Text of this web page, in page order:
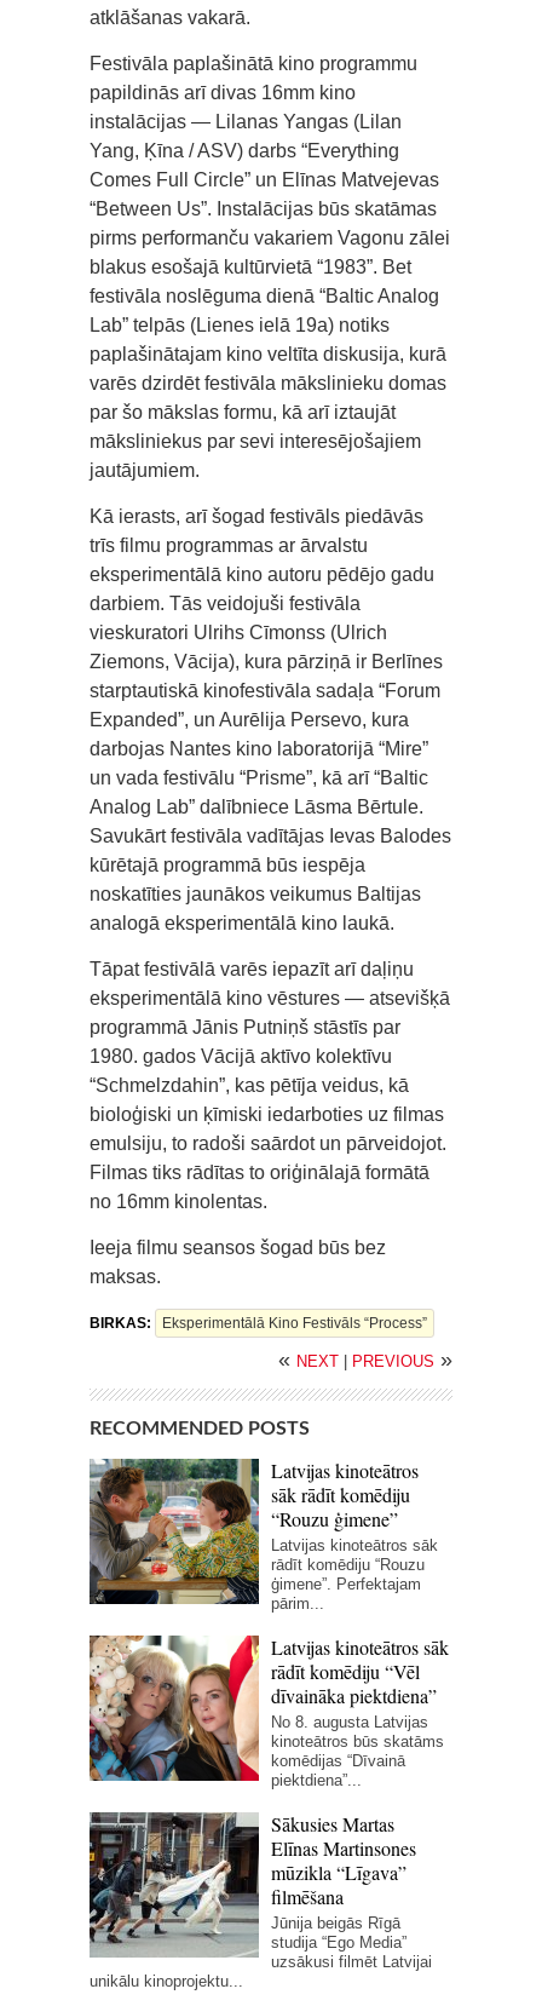
atklāšanas vakarā.
Festivāla paplašinātā kino programmu
papildinās arī divas 16mm kino
instalācijas — Lilanas Yangas (Lilan
Yang, Ķīna / ASV) darbs “Everything
Comes Full Circle” un Elīnas Matvejevas
“Between Us”. Instalācijas būs skatāmas
pirms performanču vakariem Vagonu zālei
blakus esošajā kultūrvietā “1983”. Bet
festivāla noslēguma dienā “Baltic Analog
Lab” telpās (Lienes ielā 19a) notiks
paplašinātajam kino veltīta diskusija, kurā
varēs dzirdēt festivāla mākslinieku domas
par šo mākslas formu, kā arī iztaujāt
māksliniekus par sevi interesējošajiem
jautājumiem.
Kā ierasts, arī šogad festivāls piedāvās
trīs filmu programmas ar ārvalstu
eksperimentālā kino autoru pēdējo gadu
darbiem. Tās veidojuši festivāla
vieskuratori Ulrihs Cīmonss (Ulrich
Ziemons, Vācija), kura pārziņā ir Berlīnes
starptautiskā kinofestivāla sadaļa “Forum
Expanded”, un Aurēlija Persevo, kura
darbojas Nantes kino laboratorijā “Mire”
un vada festivālu “Prisme”, kā arī “Baltic
Analog Lab” dalībniece Lāsma Bērtule.
Savukārt festivāla vadītājas Ievas Balodes
kūrētajā programmā būs iespēja
noskatīties jaunākos veikumus Baltijas
analogā eksperimentālā kino laukā.
Tāpat festivālā varēs iepazīt arī daļiņu
eksperimentālā kino vēstures — atsevišķā
programmā Jānis Putniņš stāstīs par
1980. gados Vācijā aktīvo kolektīvu
“Schmelzdahin”, kas pētīja veidus, kā
bioloģiski un ķīmiski iedarboties uz filmas
emulsiju, to radoši saārdot un pārveidojot.
Filmas tiks rādītas to oriģinālajā formātā
no 16mm kinolentas.
Ieeja filmu seansos šogad būs bez
maksas.
BIRKAS: Eksperimentālā Kino Festivāls “Process”
« NEXT | PREVIOUS »
RECOMMENDED POSTS
Latvijas kinoteātros
sāk rādīt komēdiju
“Rouzu ģimene”
Latvijas kinoteātros sāk
rādīt komēdiju “Rouzu
ģimene”. Perfektajam
pārim...
Latvijas kinoteātros sāk
rādīt komēdiju “Vēl
dīvaināka piektdiena”
No 8. augusta Latvijas
kinoteātros būs skatāms
komēdijas “Dīvainā
piektdiena”...
Sākusies Martas
Elīnas Martinsones
mūzikla “Līgava”
filmēšana
Jūnija beigās Rīgā
studija “Ego Media”
uzsākusi filmēt Latvijai
unikālu kinoprojektu...